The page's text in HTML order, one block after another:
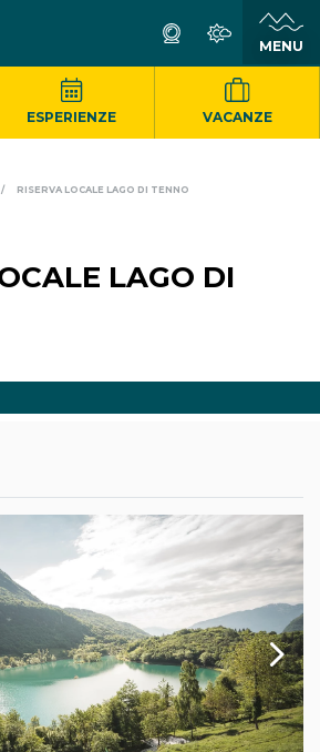
ESPERIENZE VACANZE
RISERVA LOCALE LAGO DI TENNO
LAGO DI